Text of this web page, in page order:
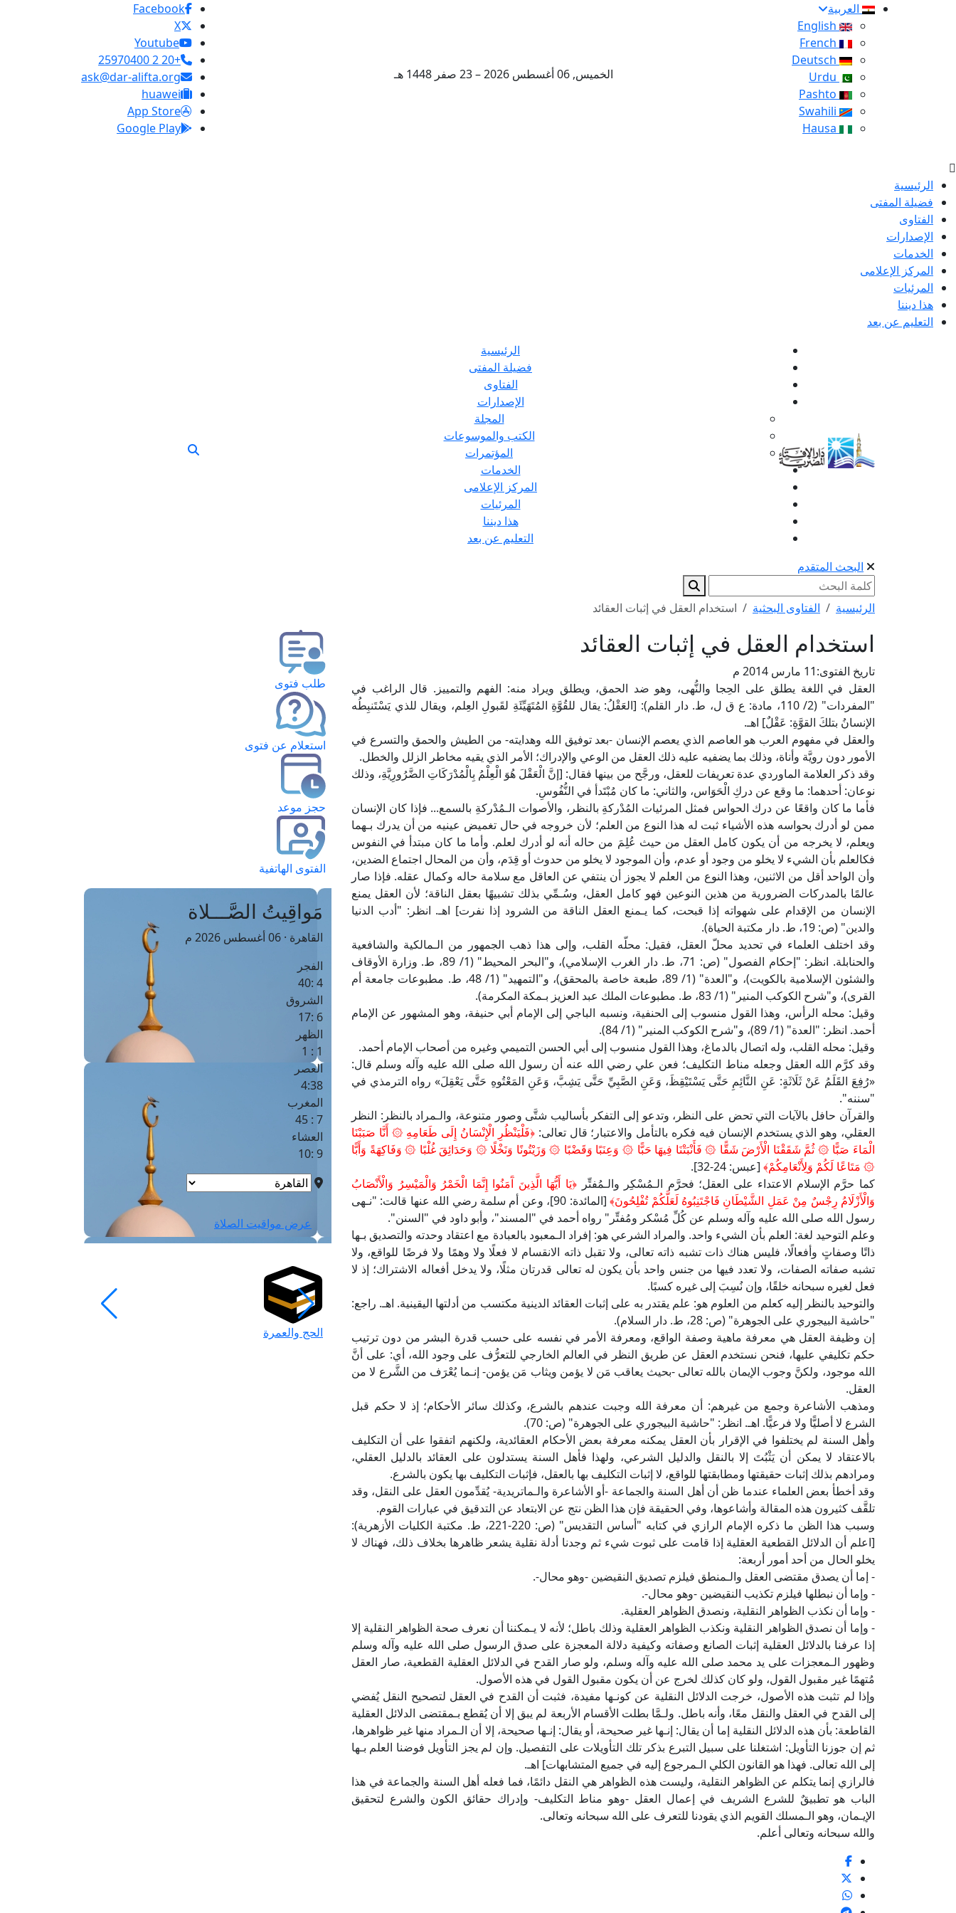
العربية
الخميس, 06 أغسطس 2026 – 23 صفر 1448 هـ
Facebook
X
Youtube
+20 2 25970400
ask@dar-alifta.org
huawei
App Store
Google Play
الرئيسية
فضيلة المفتى
الفتاوى
الإصدارات
الخدمات
المركز الإعلامى
المرئيات
هذا ديننا
التعليم عن بعد
الرئيسية
فضيلة المفتى
الفتاوى
الإصدارات
المجلة
الكتب والموسوعات
المؤتمرات
الخدمات
المركز الإعلامى
المرئيات
هذا ديننا
التعليم عن بعد
البحث المتقدم
الرئيسية الفتاوى البحثية استخدام العقل في إثبات العقائد
استخدام العقل في إثبات العقائد
تاريخ الفتوى:11 مارس 2014 م
العقل في اللغة يطلق على الحِجا والنُّهى، وهو ضد الحمق، ويطلق ويراد منه: الفهم والتمييز. قال الراغب في
"المفردات" (2/ 110، مادة: ع ق ل، ط. دار القلم): [العَقْلُ: يقال للقُوَّةِ المُتَهَيِّئَةِ لقَبولِ العِلم، ويقال للذي يَسْتَنبِطُه
الإنسانُ بتلكَ القوَّةِ: عَقْلٌ] اهـ.
والعقل في مفهوم العرب هو العاصم الذي يعصم الإنسان -بعد توفيق الله وهدايته- من الطيش والحمق والتسرع في
الأمور دون رويَّة وأناة، وذلك بما يضفيه عليه ذلك العقل من الوعي والإدراك؛ الأمر الذي يقيه مخاطر الزلل والخطل.
وقد ذكر العلامة الماوردي عدة تعريفات للعقل، ورجَّح من بينها فقال: [إنَّ الْعَقْلَ هُوَ الْعِلْمُ بِالْمُدْرَكَاتِ الضَّرُورِيَّةِ، وذلك
نوعان: أحدهما: ما وقع عن دركِ الْحَوَاس، والثاني: ما كان مُبْتَدأ في النُّفُوسِ.
فأما ما كان واقعًا عن درك الحواس فمثل المرئيات المُدْركةِ بالنظر، والأصوات الـمُدْركةِ بالسمع... فإذا كان الإنسان
ممن لو أدرك بحواسه هذه الأشياء ثبت له هذا النوع من العلم؛ لأن خروجه في حال تغميض عينيه من أن يدرك بـهما
ويعلم، لا يخرجه من أن يكون كامل العقل من حيث عُلِمَ من حاله أنه لو أدرك لعلم. وأما ما كان مبتدأ في النفوس
فكالعلم بأن الشيء لا يخلو من وجود أو عدم، وأن الموجود لا يخلو من حدوث أو قِدَم، وأن من المحال اجتماع الضدين،
وأن الواحد أقل من الاثنين، وهذا النوع من العلم لا يجوز أن ينتفي عن العاقل مع سلامة حاله وكمال عقله. فإذا صار
عالمًا بالمدركات الضرورية من هذين النوعين فهو كامل العقل، وسُـمِّي بذلك تشبيهًا بعقل الناقة؛ لأن العقل يمنع
الإنسان من الإقدام على شهواته إذا قبحت، كما يـمنع العقل الناقة من الشرود إذا نفرت] اهـ. انظر: "أدب الدنيا
والدين" (ص: 19، ط. دار مكتبة الحياة).
وقد اختلف العلماء في تحديد محلّ العقل، فقيل: محلّه القلب، وإلى هذا ذهب الجمهور من الـمالكية والشافعية
والحنابلة. انظر: "إحكام الفصول" (ص: 71، ط. دار الغرب الإسلامي)، و"البحر المحيط" (1/ 89، ط. وزارة الأوقاف
والشئون الإسلامية بالكويت)، و"العدة" (1/ 89، طبعة خاصة بالمحقق)، و"التمهيد" (1/ 48، ط. مطبوعات جامعة أم
القرى)، و"شرح الكوكب المنير" (1/ 83، ط. مطبوعات الملك عبد العزيز بـمكة المكرمة).
وقيل: محله الرأس، وهذا القول منسوب إلى الحنفية، ونسبه الباجي إلى الإمام أبي حنيفة، وهو المشهور عن الإمام
أحمد. انظر: "العدة" (1/ 89)، و"شرح الكوكب المنير" (1/ 84).
وقيل: محله القلب، وله اتصال بالدماغ، وهذا القول منسوب إلى أبي الحسن التميمي وغيره من أصحاب الإمام أحمد.
وقد كرَّم الله العقل وجعله مناط التكليف؛ فعن علي رضي الله عنه أن رسول الله صلى الله عليه وآله وسلم قال:
«رُفِعَ القَلَمُ عَنْ ثَلَاثَةٍ: عَنِ النَّائِمِ حَتَّى يَسْتَيْقِظَ، وَعَنِ الصَّبِيِّ حَتَّى يَشِبَّ، وَعَنِ المَعْتُوهِ حَتَّى يَعْقِلَ» رواه الترمذي في
"سننه".
والقرآن حافل بالآيات التي تحض على النظر، وتدعو إلى التفكر بأساليب شتَّى وصور متنوعة، والـمراد بالنظر: النظر
العقلي، وهو الذي يستخدم الإنسان فيه فكره بالتأمل والاعتبار؛ قال تعالى:﴿فَلْيَنْظُرِ الْإِنْسَانُ إِلَى طَعَامِهِ ۞ أَنَّا صَبَبْنَا
الْمَاءَ صَبًّا ۞ ثُمَّ شَقَقْنَا الْأَرْضَ شَقًّا ۞ فَأَنْبَتْنَا فِيهَا حَبًّا ۞ وَعِنَبًا وَقَضْبًا ۞ وَزَيْتُونًا وَنَخْلًا ۞ وَحَدَائِقَ غُلْبًا ۞ وَفَاكِهَةً وَأَبًّا
۞ مَتَاعًا لَكُمْ وَلِأَنْعَامِكُمْ﴾ [عبس: 24-32].
كما حرَّم الإسلام الاعتداء على العقل؛ فحرَّم الـمُسْكِر والـمُفتِّر﴿يَا أَيُّهَا الَّذِينَ آَمَنُوا إِنَّمَا الْخَمْرُ وَالْمَيْسِرُ وَالْأَنْصَابُ
وَالْأَزْلَامُ رِجْسٌ مِنْ عَمَلِ الشَّيْطَانِ فَاجْتَنِبُوهُ لَعَلَّكُمْ تُفْلِحُونَ﴾
[المائدة: 90]، وعن أم سلمة رضي الله عنها قالت: "نـهى
رسول الله صلى الله عليه وآله وسلم عن كُلِّ مُسْكر ومُفتِّر" رواه أحمد في "المسند"، وأبو داود في "السنن".
وعلم التوحيد لغة: العلم بأن الشيء واحد. والمراد الشرعي هو: إفراد الـمعبود بالعبادة مع اعتقاد وحدته والتصديق بـها
ذاتًا وصفاتٍ وأفعالًا، فليس هناك ذات تشبه ذاته تعالى، ولا تقبل ذاته الانقسام لا فعلًا ولا وهمًا ولا فرضًا للواقع، ولا
تشبه صفاته الصفات، ولا تعدد فيها من جنس واحد بأن يكون له تعالى قدرتان مثلًا، ولا يدخل أفعاله الاشتراك؛ إذ لا
فعل لغيره سبحانه خلقًا، وإن نُسِبَ إلى غيره كسبًا.
والتوحيد بالنظر إليه كعلم من العلوم هو: علم يقتدر به على إثبات العقائد الدينية مكتسب من أدلتها اليقينية. اهـ. راجع:
"حاشية البيجوري على الجوهرة" (ص: 28، ط. دار السلام).
إن وظيفة العقل هي معرفة ماهية وصفة الواقع، ومعرفة الأمر في نفسه على حسب قدرة البشر من دون ترتيب
حكم تكليفي عليها، فنحن نستخدم العقل عن طريق النظر في العالم الخارجي للتعرُّف على وجود الله، أي: على أنَّ
الله موجود، ولكنَّ وجوب الإيمان بالله تعالى -بحيث يعاقب مَن لا يؤمن ويثاب مَن يؤمن- إنـما يُعْرَف من الشَّرع لا من
العقل.
ومذهب الأشاعرة وجمع من غيرهم: أن معرفة الله وجبت عندهم بالشرع، وكذلك سائر الأحكام؛ إذ لا حكم قبل
الشرع لا أصليًّا ولا فرعيًّا. اهـ. انظر: "حاشية البيجوري على الجوهرة" (ص: 70).
وأهل السنة لم يختلفوا في الإقرار بأن العقل يمكنه معرفة بعض الأحكام العقائدية، ولكنهم اتفقوا على أن التكليف
بالاعتقاد لا يمكن أن يَثْبُتَ إلا بالنقل والدليل الشرعي، ولهذا فأهل السنة يستدلون على العقائد بالدليل العقلي،
ومرادهم بذلك إثبات حقيقتها ومطابقتها للواقع، لا إثبات التكليف بها بالعقل، فإثبات التكليف بها يكون بالشرع.
وقد أخطأ بعض العلماء عندما ظن أن أهل السنة والجماعة -أو الأشاعرة والـماتريدية- يُقدِّمون العقل على النقل، وقد
تلقَّف كثيرون هذه المقالة وأشاعوها، وفي الحقيقة فإن هذا الظن نتج عن الابتعاد عن التدقيق في عبارات القوم.
وسبب هذا الظن ما ذكره الإمام الرازي في كتابه "أساس التقديس" (ص: 220-221، ط. مكتبة الكليات الأزهرية):
[اعلم أن الدلائل القطعية العقلية إذا قامت على ثبوت شيء ثم وجدنا أدلة نقلية يشعر ظاهرها بخلاف ذلك، فهناك لا
يخلو الحال من أحد أمور أربعة:
- إما أن يصدق مقتضى العقل والـمنطق فيلزم تصديق النقيضين -وهو محال-.
- وإما أن نبطلها فيلزم تكذيب النقيضين -وهو محال-.
- وإما أن نكذب الظواهر النقلية، ونصدق الظواهر العقلية.
- وإما أن نصدق الظواهر النقلية ونكذب الظواهر العقلية وذلك باطل؛ لأنه لا يـمكننا أن نعرف صحة الظواهر النقلية إلا
إذا عرفنا بالدلائل العقلية إثبات الصانع وصفاته وكيفية دلالة المعجزة على صدق الرسول صلى الله عليه وآله وسلم
وظهور الـمعجزات على يد محمد صلى الله عليه وآله وسلم، ولو صار القدح في الدلائل العقلية القطعية، صار العقل
مُتهمًا غير مقبول القول، ولو كان كذلك لخرج عن أن يكون مقبول القول في هذه الأصول.
وإذا لم تثبت هذه الأصول، خرجت الدلائل النقلية عن كونـها مفيدة، فثبت أن القدح في العقل لتصحيح النقل يُفضي
إلى القدح في العقل والنقل معًا، وأنه باطل. ولـمَّا بطلت الأقسام الأربعة لم يبق إلا أن يُقطع بـمقتضى الدلائل العقلية
القاطعة: بأن هذه الدلائل النقلية إما أن يقال: إنـها غير صحيحة، أو يقال: إنـها صحيحة، إلا أن الـمراد منها غير ظواهرها،
ثم إن جوزنا التأويل: اشتغلنا على سبيل التبرع بذكر تلك التأويلات على التفصيل. وإن لم يجز التأويل فوضنا العلم بـها
إلى الله تعالى. فهذا هو القانون الكلي الـمرجوع إليه في جميع المتشابهات] اهـ.
فالرازي إنما يتكلم عن الظواهر النقلية، وليست هذه الظواهر هي النقل دائمًا، فما فعله أهل السنة والجماعة في هذا
الباب هو تطبيقٌ للشرع الشريف في إعمال العقل -وهو مناط التكليف- وإدراك حقائق الكون والشرع لتحقيق
الإيـمان، وهو الـمسلك القويم الذي يقودنا للتعرف على الله سبحانه وتعالى.
والله سبحانه وتعالى أعلم.
طلب فتوى
استعلام عن فتوى
حجز موعد
الفتوى الهاتفية
مَواقِيتُ الصَّـــلاة
القاهرة · 06 أغسطس 2026 م
الفجر
4 :40
الشروق
6 :17
الظهر
1 : 1
العصر
4:38
المغرب
7 : 45
العشاء
9 :10
عرض مواقيت الصلاة
الحج والعمرة